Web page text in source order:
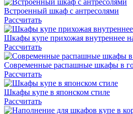
Встроенный шкаф с антресолями
Рассчитать
Шкафы купе прихожая внутреннее
Рассчитать
Современные распашные шкафы в
Рассчитать
Шкафы купе в японском стиле
Рассчитать